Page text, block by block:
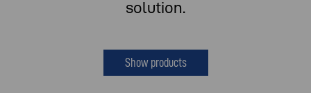
solution.
Show products